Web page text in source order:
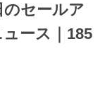
のセールア
ース｜185